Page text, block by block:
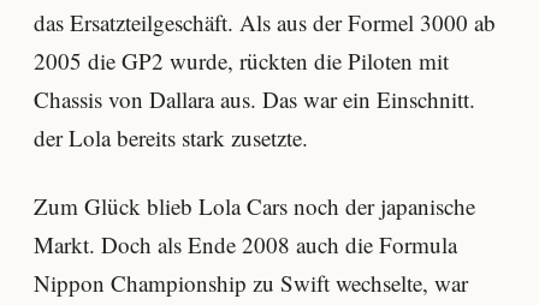
das Ersatzteilgeschäft. Als aus der Formel 3000 ab
2005 die GP2 wurde, rückten die Piloten mit
Chassis von Dallara aus. Das war ein Einschnitt.
der Lola bereits stark zusetzte.
Zum Glück blieb Lola Cars noch der japanische
Markt. Doch als Ende 2008 auch die Formula
Nippon Championship zu Swift wechselte, war